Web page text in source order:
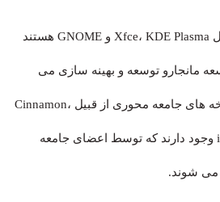
نسخه های رسمی آن شامل Xfce، KDE Plasma و GNOME هستند
مانجارو توسعه و بهینه سازی می
شوند. در کنار آن‌ها نیز نسخه های جامعه محوری از قبیل Cinnamon،
MATE، LXQt، Budgie و i3 وجود دارند که توسط اعضای جامعه
می شوند.